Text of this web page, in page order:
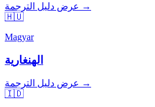
عرض دليل الترجمة →
🇭🇺
Magyar
الهنغارية
عرض دليل الترجمة →
🇮🇩